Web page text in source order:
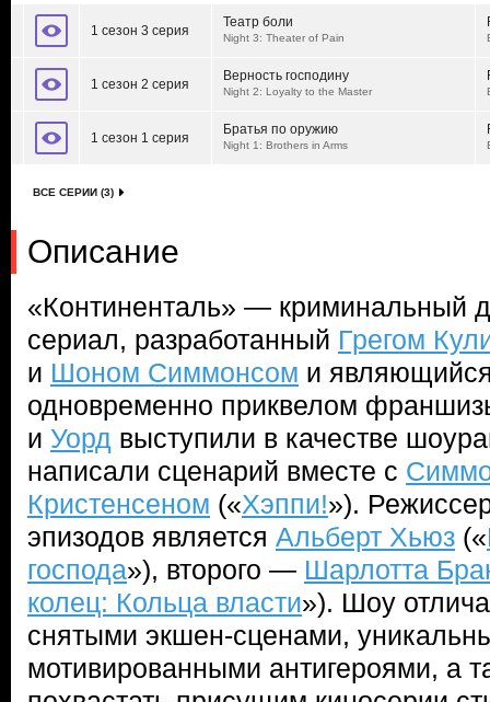
1 сезон 3 серия
Театр боли
Night 3: Theater of Pain
1 сезон 2 серия
Верность господину
Night 2: Loyalty to the Master
1 сезон 1 серия
Братья по оружию
Night 1: Brothers in Arms
ВСЕ СЕРИИ (3)
Описание
«Континенталь» — криминальный
сериал, разработанный Грегом
и Шоном Симмонсом и
одновременно приквелом
и Уорд выступили в качестве
написали сценарий вместе с
Кристенсеном («Хэппи!»).
эпизодов является Альберт Хьюз («
господа»), второго — Шарлотта
колец: Кольца власти»). Шоу
снятыми экшен-сценами,
мотивированными антигероями, а